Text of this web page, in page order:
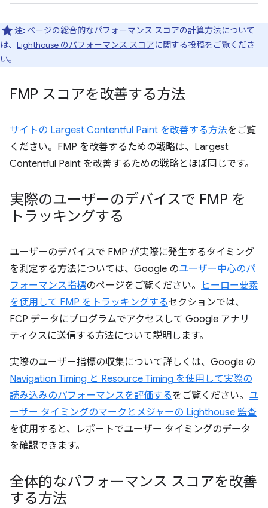
注: ページの総合的なパフォーマンス スコアの計算方法について
は、 Lighthouse のパフォーマンス スコアに関する投稿をご覧くださ
い。
FMP スコアを改善する方法
サイトの Largest Contentful Paint を改善する方法をご覧
ください。FMP を改善するための戦略は、Largest
Contentful Paint を改善するための戦略とほぼ同じです。
実際のユーザーのデバイスで FMP を
トラッキングする
ユーザーのデバイスで FMP が実際に発生するタイミング
を測定する方法については、Google のユーザー中心のパ
フォーマンス指標のページをご覧ください。
ヒーロー要素
を使用して FMP をトラッキングするセクションでは、
FCP データにプログラムでアクセスして Google アナリ
ティクスに送信する方法について説明します。
実際のユーザー指標の収集について詳しくは、Google の
Navigation Timing と Resource Timing を使用して実際の
読み込みのパフォーマンスを評価するをご覧ください。 ユ
ーザー タイミングのマークとメジャーの Lighthouse 監査
を使用すると、レポートでユーザー タイミングのデータ
を確認できます。
全体的なパフォーマンス スコアを改善
する方法